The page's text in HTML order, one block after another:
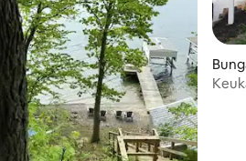
5 von 5, 19 Bewertungen